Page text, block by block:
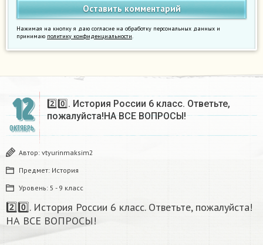
Нажимая на кнопку я даю согласие на обработку персональных данных и
принимаю политику конфиденциальности
12
ОКТЯБРЬ
2️⃣0️⃣. История России 6 класс. Ответьте,
пожалуйста!НА ВСЕ ВОПРОСЫ!
Автор: vtyurinmaksim2
Предмет: История
Уровень: 5 - 9 класс
2️⃣0️⃣. История России 6 класс. Ответьте, пожалуйста!
НА ВСЕ ВОПРОСЫ!